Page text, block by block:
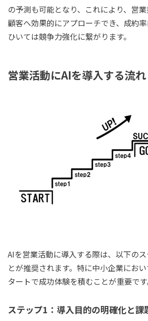
の予測も可能となり、これにより、営
顧客へ効果的にアプローチでき、成約率
ひいては競争力強化に繋がります。
営業活動にAIを導入する流れ
AIを営業活動に導入する際は、以下の
とが推奨されます。特に中小企業にお
タートで成功体験を積むことが重要です
ステップ1：導入目的の明確化と課